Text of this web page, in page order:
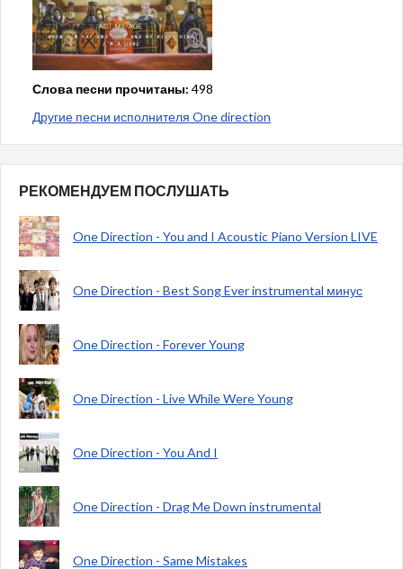
Слова песни прочитаны: 498
Другие песни исполнителя One direction
РЕКОМЕНДУЕМ ПОСЛУШАТЬ
One Direction - You and I Acoustic Piano Version LIVE
One Direction - Best Song Ever instrumental минус
One Direction - Forever Young
One Direction - Live While Were Young
One Direction - You And I
One Direction - Drag Me Down instrumental
One Direction - Same Mistakes